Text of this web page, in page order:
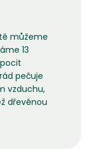
můžeme
13
pečuje
vzduchu,
dřevěnou